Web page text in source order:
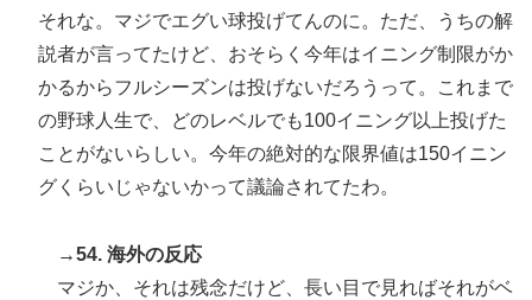
それな。マジでエグい球投げてんのに。ただ、うちの解
説者が言ってたけど、おそらく今年はイニング制限がか
かるからフルシーズンは投げないだろうって。これまで
の野球人生で、どのレベルでも100イニング以上投げた
ことがないらしい。今年の絶対的な限界値は150イニン
グくらいじゃないかって議論されてたわ。
→54. 海外の反応
マジか、それは残念だけど、長い目で見ればそれがベ